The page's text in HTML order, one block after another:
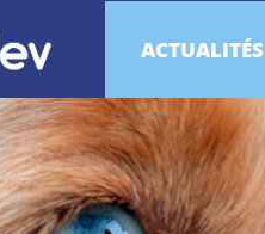
ACTUALITÉS